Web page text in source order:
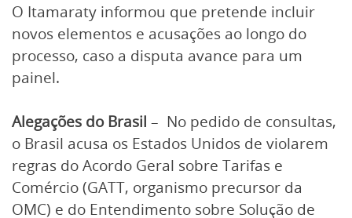
O Itamaraty informou que pretende incluir
novos elementos e acusações ao longo do
processo, caso a disputa avance para um
painel.
Alegações do Brasil – No pedido de consultas,
o Brasil acusa os Estados Unidos de violarem
regras do Acordo Geral sobre Tarifas e
Comércio (GATT, organismo precursor da
OMC) e do Entendimento sobre Solução de